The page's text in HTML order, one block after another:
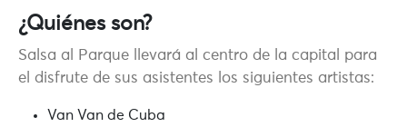
¿Quiénes son?
Salsa al Parque llevará al centro de la capital para
el disfrute de sus asistentes los siguientes artistas:
Van Van de Cuba